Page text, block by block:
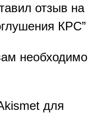
отзыв на
КРС”
необходимо
для